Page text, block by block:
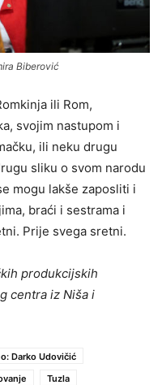
Biberović
ili Rom,
svojim nastupom i
ili neku drugu
sliku o svom narodu
mogu lakše zaposliti i
braći i sestrama i
Prije svega sretni.
produkcijskih
centra iz Niša i
Darko Udovičić
Tuzla